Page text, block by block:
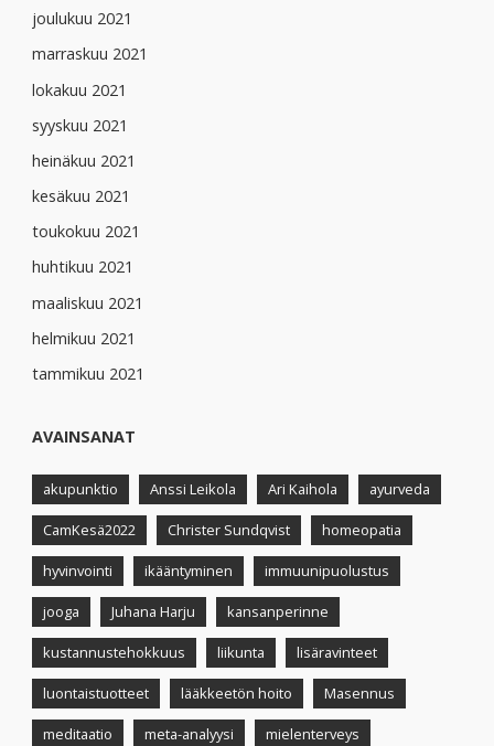
joulukuu 2021
marraskuu 2021
lokakuu 2021
syyskuu 2021
heinäkuu 2021
kesäkuu 2021
toukokuu 2021
huhtikuu 2021
maaliskuu 2021
helmikuu 2021
tammikuu 2021
AVAINSANAT
akupunktio Anssi Leikola Ari Kaihola ayurveda
CamKesä2022 Christer Sundqvist homeopatia
hyvinvointi ikääntyminen immuunipuolustus
jooga Juhana Harju kansanperinne
kustannustehokkuus liikunta lisäravinteet
luontaistuotteet lääkkeetön hoito Masennus
meditaatio meta-analyysi mielenterveys